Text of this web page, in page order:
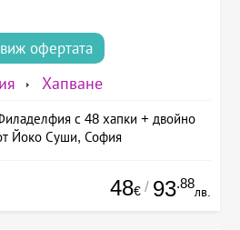
виж офертата
Хапване
с 48 хапки + двойно
Йоко Суши, София
48€ / 93.88
лв.